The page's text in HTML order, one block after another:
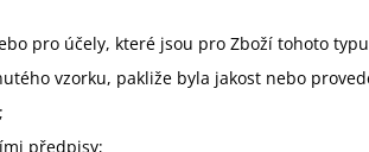
pro účely, které jsou pro Zboží tohoto
vzorku, pakliže byla jakost nebo
předpisy;